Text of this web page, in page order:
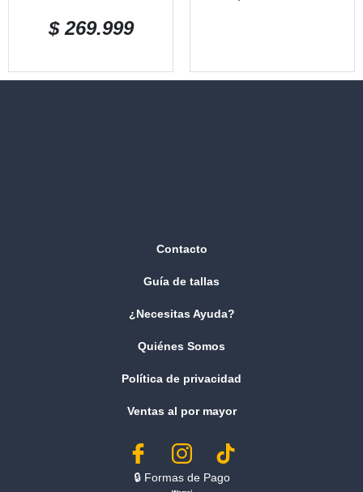
$269.999
Contacto
Guía de tallas
¿Necesitas Ayuda?
Quiénes Somos
Política de privacidad
Ventas al por mayor
🔒︎ Formas de Pago